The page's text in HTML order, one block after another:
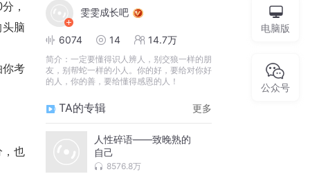
分，
脑
你考
，也
雯雯成长吧
6074 14 14.7万
简介： 一定要懂得识人辨人，别交狼一样的朋
友，别帮蛇一样的小人。你的好，要给对你好
的人，你的善，要给懂得感恩的人！
TA的专辑 更多
人性碎语——致晚熟的
自己
8576.8万
电脑版
公众号